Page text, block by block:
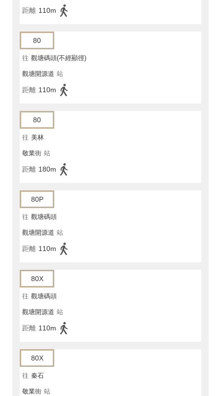
距離 110m
80
往 觀塘碼頭(不經顯徑)
觀塘開源道 站
距離 110m
80
往 美林
敬業街 站
距離 180m
80P
往 觀塘碼頭
觀塘開源道 站
距離 110m
80X
往 觀塘碼頭
觀塘開源道 站
距離 110m
80X
往 秦石
敬業街 站